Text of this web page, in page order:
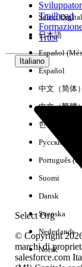
Esperienza
Trailhead
Trust
Italiano
Select Org
Select Org
日本語
Español
Español
中文（简体）
中文（繁體
한국어
Русский
Português
Suomi
Dansk
Svenska
Nederlands
Norsk
© Copyright
marchi di
salesforce.com